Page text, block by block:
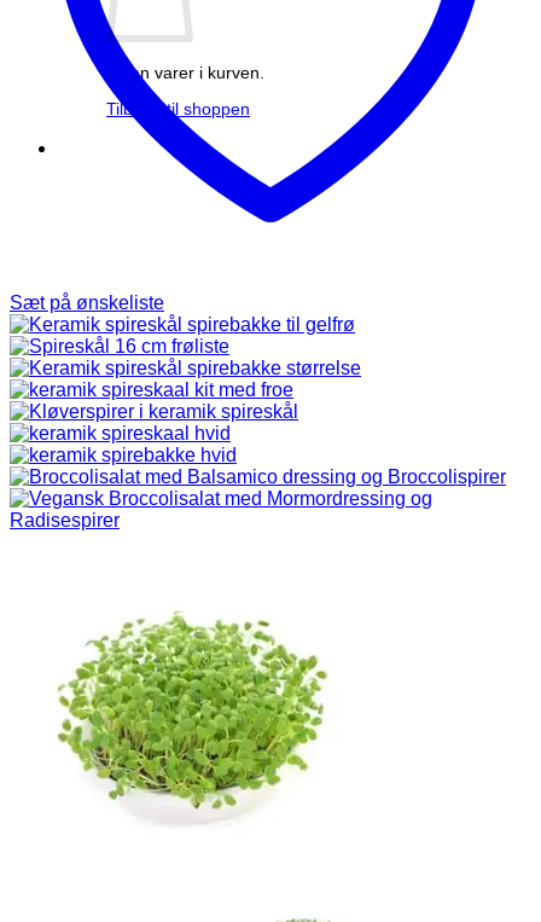
Ingen varer i kurven.
Tilbage til shoppen
Sæt på ønskeliste